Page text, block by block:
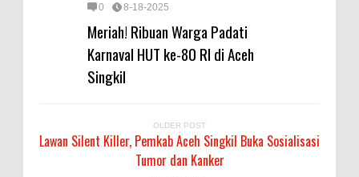
0 8-18-2025
Meriah! Ribuan Warga Padati
Karnaval HUT ke-80 RI di Aceh
Singkil
OLDER POST
Lawan Silent Killer, Pemkab Aceh Singkil Buka Sosialisasi
Tumor dan Kanker